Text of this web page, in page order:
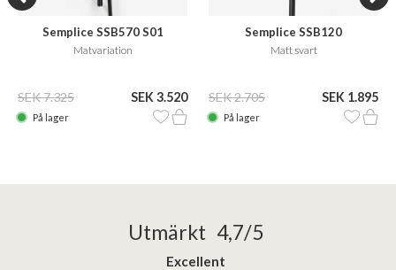
Semplice SSB570 S01
Matvariation
SEK 7.325 SEK 3.520
På lager
Semplice SSB120
Matt svart
SEK 2.705 SEK 1.895
På lager
Utmärkt 4,7/5
Excellent